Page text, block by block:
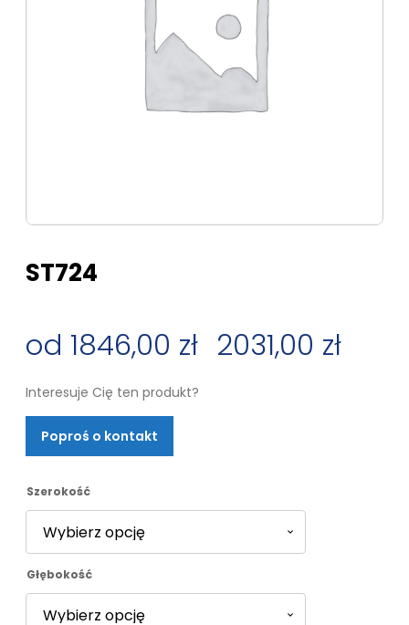
ST724
1846,00 zł 2031,00 zł
Zakres
cen:
od
1846,00 zł
do
2031,00 zł
Interesuje Cię ten produkt?
Poproś o kontakt
Szerokość
Głębokość